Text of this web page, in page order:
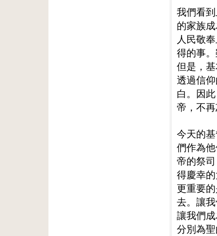
我們看
的家族
人民敬
得的事
但是，
透過信
白。因
帝，不
今天的
們作為
帝的祭
得慶幸
更重要
去。讓
讓我們
分別為